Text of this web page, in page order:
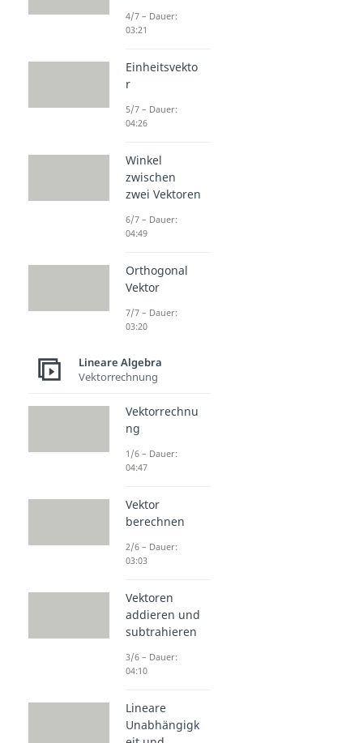
4/7 – Dauer:
03:21
Einheitsvekto
r
5/7 – Dauer:
04:26
Winkel
zwischen
zwei Vektoren
6/7 – Dauer:
04:49
Orthogonal
Vektor
7/7 – Dauer:
03:20
Lineare Algebra
Vektorrechnung
Vektorrechnu
ng
1/6 – Dauer:
04:47
Vektor
berechnen
2/6 – Dauer:
03:03
Vektoren
addieren und
subtrahieren
3/6 – Dauer:
04:10
Lineare
Unabhängigk